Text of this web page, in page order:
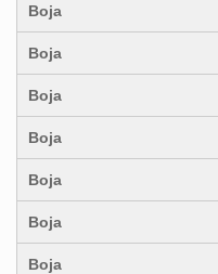
Boja
Boja
Boja
Boja
Boja
Boja
Boja